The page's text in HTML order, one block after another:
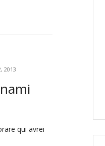
2013
qui avrei